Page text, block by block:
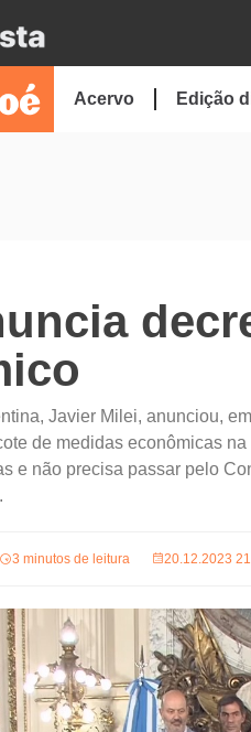
Acervo Edição
Javier Milei, anunciou,
de medidas econômicas
e não precisa passar pelo
3 minutos de leitura 20.12.2023